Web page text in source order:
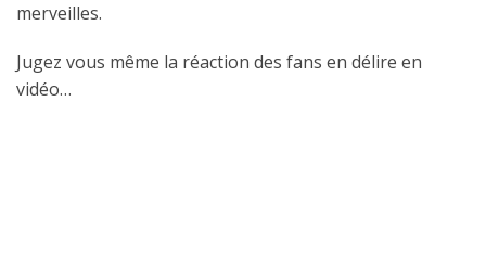
merveilles.
Jugez vous même la réaction des fans en délire en
vidéo…